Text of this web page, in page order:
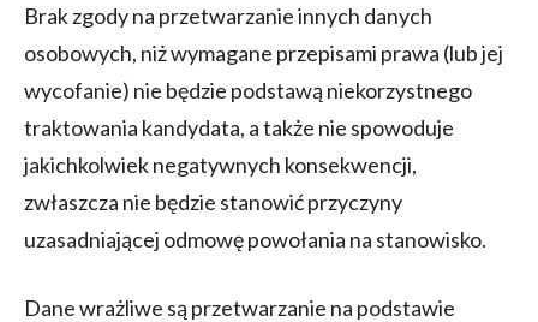
Brak zgody na przetwarzanie innych danych
osobowych, niż wymagane przepisami prawa (lub jej
wycofanie) nie będzie podstawą niekorzystnego
traktowania kandydata, a także nie spowoduje
jakichkolwiek negatywnych konsekwencji,
zwłaszcza nie będzie stanowić przyczyny
uzasadniającej odmowę powołania na stanowisko.
Dane wrażliwe są przetwarzanie na podstawie